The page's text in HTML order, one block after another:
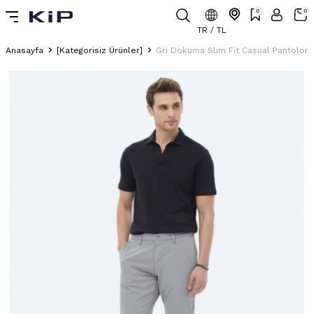
TR / TL
0 0
Anasayfa [Kategorisiz Ürünler] Gri Dokuma Slim Fit Casual Pantolon